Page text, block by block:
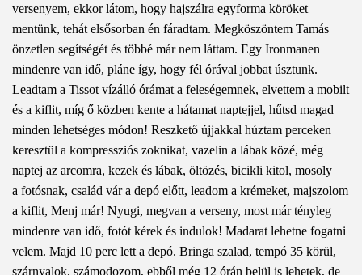
versenyem, ekkor látom, hogy hajszálra egyforma köröket
mentünk, tehát elsősorban én fáradtam. Megköszöntem Tamás
önzetlen segítségét és többé már nem láttam. Egy Ironmanen
mindenre van idő, pláne így, hogy fél órával jobbat úsztunk.
Leadtam a Tissot vízálló órámat a feleségemnek, elvettem a mobilt
és a kiflit, míg ő közben kente a hátamat naptejjel, hűtsd magad
minden lehetséges módon! Reszkető újjakkal húztam perceken
keresztül a kompressziós zoknikat, vazelin a lábak közé, még
naptej az arcomra, kezek és lábak, öltözés, bicikli kitol, mosoly
a fotósnak, család vár a depó előtt, leadom a krémeket, majszolom
a kiflit, Menj már! Nyugi, megvan a verseny, most már tényleg
mindenre van idő, fotót kérek és indulok! Madarat lehetne fogatni
velem. Majd 10 perc lett a depó. Bringa szalad, tempó 35 körül,
szárnyalok, számodozom, ebből még 12 órán belül is lehetek, de